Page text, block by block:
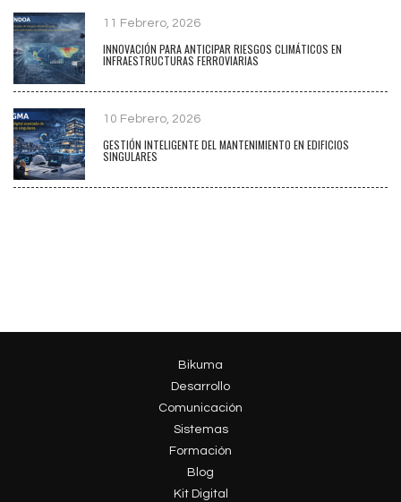
11 Febrero, 2026
INNOVACIÓN PARA ANTICIPAR RIESGOS CLIMÁTICOS EN
INFRAESTRUCTURAS FERROVIARIAS
10 Febrero, 2026
GESTIÓN INTELIGENTE DEL MANTENIMIENTO EN EDIFICIOS
SINGULARES
Bikuma
Desarrollo
Comunicación
Sistemas
Formación
Blog
Kit Digital